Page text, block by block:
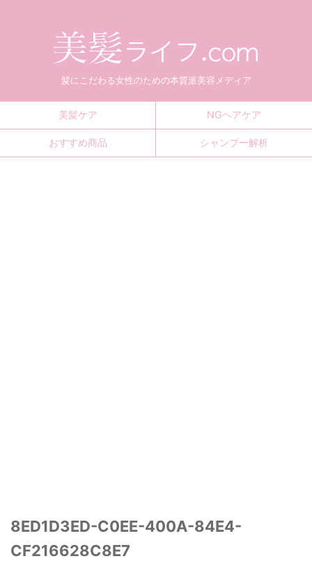
髪にこだわる女性のための本質派美容メディア
美髪ケア NGヘアケア
おすすめ商品 シャンプー解析
8ED1D3ED-C0EE-400A-84E4-
CF216628C8E7